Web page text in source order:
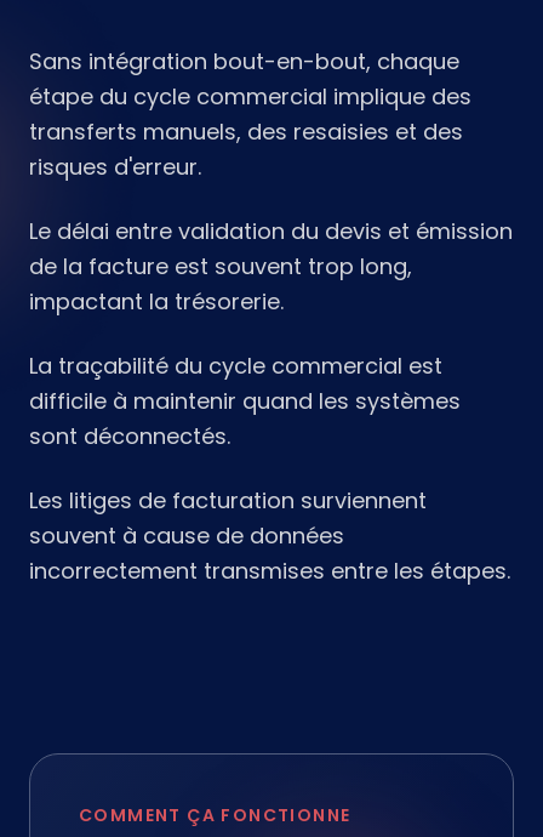
Sans intégration bout-en-bout, chaque
étape du cycle commercial implique des
transferts manuels, des resaisies et des
risques d'erreur.
Le délai entre validation du devis et émission
de la facture est souvent trop long,
impactant la trésorerie.
La traçabilité du cycle commercial est
difficile à maintenir quand les systèmes
sont déconnectés.
Les litiges de facturation surviennent
souvent à cause de données
incorrectement transmises entre les étapes.
COMMENT ÇA FONCTIONNE